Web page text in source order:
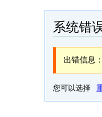
系统错
出错信息
您可以选择